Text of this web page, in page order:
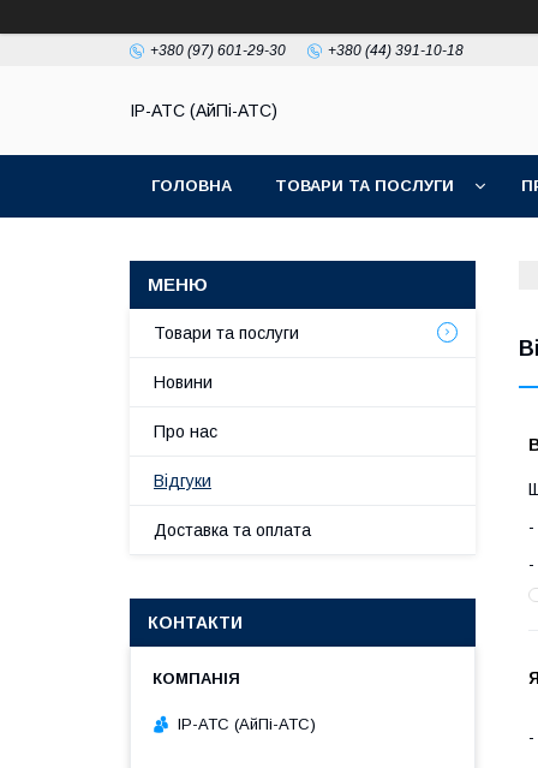
+380 (97) 601-29-30 +380 (44) 391-10-18
IP-АТС (АйПі-АТС)
ГОЛОВНА ТОВАРИ ТА ПОСЛУГИ
Товари та послуги
Новини
Про нас
Відгуки
Доставка та оплата
КОНТАКТИ
IP-АТС (АйПі-АТС)